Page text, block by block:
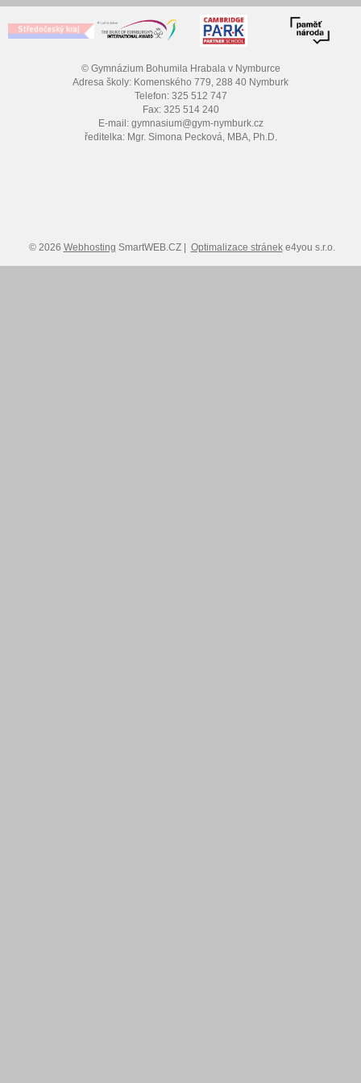
© Gymnázium Bohumila Hrabala v Nymburce
Adresa školy: Komenského 779, 288 40 Nymburk
Telefon: 325 512 747
Fax: 325 514 240
E-mail: gymnasium@gym-nymburk.cz
ředitelka: Mgr. Simona Pecková, MBA, Ph.D.
© 2026 Webhosting SmartWEB.CZ | Optimalizace stráneke4you s.r.o.